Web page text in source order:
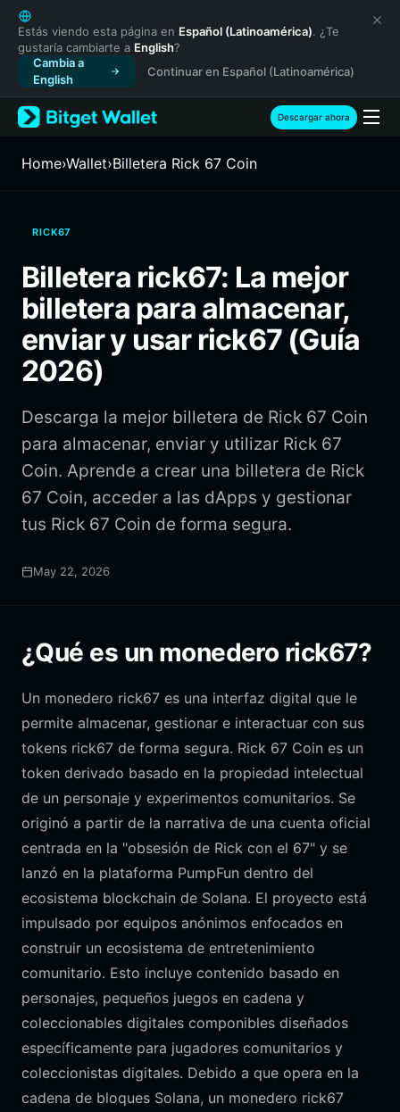
English
日本語
Tiếng Việt
Русский
Español (Latinoamérica)
Türkçe
Français
繁體中文
Bahasa Indonesia
ภาษาไทย
Español
Português (Brasil)
Estás viendo esta página en Español (Latinoamérica). ¿Te
gustaría cambiarte a English?
Cambia a
English
Continuar en Español (Latinoamérica)
Descargar ahora
Home›Wallet›Billetera Rick 67 Coin
RICK67
Billetera rick67: La mejor
billetera para almacenar,
enviar y usar rick67 (Guía
2026)
Descarga la mejor billetera de Rick 67 Coin
para almacenar, enviar y utilizar Rick 67
Coin. Aprende a crear una billetera de Rick
67 Coin, acceder a las dApps y gestionar
tus Rick 67 Coin de forma segura.
May 22, 2026
¿Qué es un monedero rick67?
Un monedero rick67 es una interfaz digital que le
permite almacenar, gestionar e interactuar con sus
tokens rick67 de forma segura. Rick 67 Coin es un
token derivado basado en la propiedad intelectual
de un personaje y experimentos comunitarios. Se
originó a partir de la narrativa de una cuenta oficial
centrada en la "obsesión de Rick con el 67" y se
lanzó en la plataforma PumpFun dentro del
ecosistema blockchain de Solana. El proyecto está
impulsado por equipos anónimos enfocados en
construir un ecosistema de entretenimiento
comunitario. Esto incluye contenido basado en
personajes, pequeños juegos en cadena y
coleccionables digitales componibles diseñados
específicamente para jugadores comunitarios y
coleccionistas digitales. Debido a que opera en la
cadena de bloques Solana, un monedero rick67